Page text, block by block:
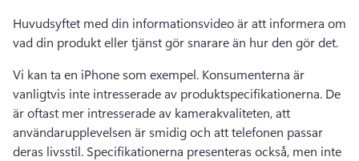
Huvudsyftet med din informationsvideo är att informera om
vad din produkt eller tjänst gör snarare än hur den gör det.
Vi kan ta en iPhone som exempel. Konsumenterna är
vanligtvis inte intresserade av produktspecifikationerna. De
är oftast mer intresserade av kamerakvaliteten, att
användarupplevelsen är smidig och att telefonen passar
deras livsstil. Specifikationerna presenteras också, men inte